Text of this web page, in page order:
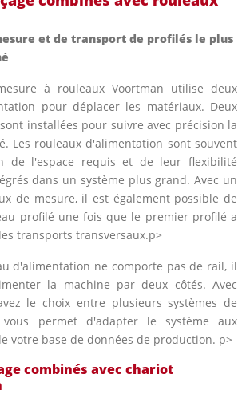
et de transport de profilés le plus
à rouleaux Voortman utilise deux
pour déplacer les matériaux. Deux
installées pour suivre avec précision la
Les rouleaux d'alimentation sont souvent
de l'espace requis et de leur flexibilité
dans un système plus grand. Avec un
de mesure, il est également possible de
profilé une fois que le premier profilé a
transports transversaux.p>
d'alimentation ne comporte pas de rail, il
la machine par deux côtés. Avec
le choix entre plusieurs systèmes de
permet d'adapter le système aux
votre base de données de production. p>
combinés avec chariot